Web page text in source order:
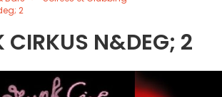
2
CIRKUS N&DEG; 2